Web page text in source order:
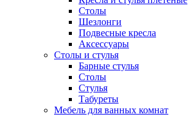
Столы
Шезлонги
Подвесные кресла
Аксессуары
Столы и стулья
Барные стулья
Столы
Стулья
Табуреты
Мебель для ванных комнат